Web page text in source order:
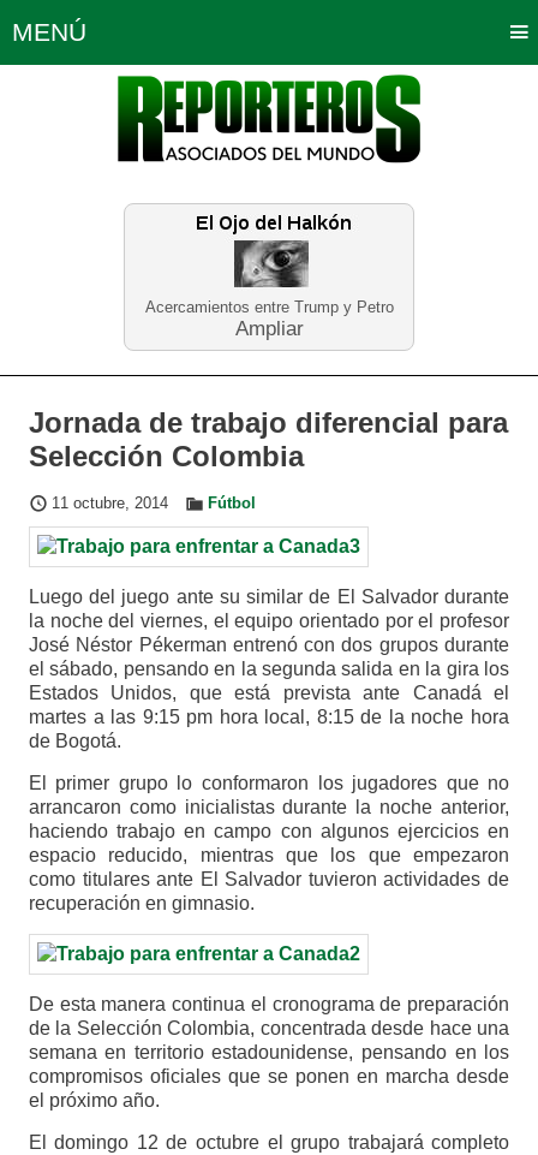
Acercamientos entre Trump y Petro
Ampliar
MENÚ
Política Opinión Bogotá
Planeta Tierra Deportes
Educación Neira
Jornada de trabajo diferencial para
Selección Colombia
11 octubre, 2014 Fútbol
Luego del juego ante su similar de El Salvador durante
la noche del viernes, el equipo orientado por el profesor
José Néstor Pékerman entrenó con dos grupos durante
el sábado, pensando en la segunda salida en la gira los
Estados Unidos, que está prevista ante Canadá el
martes a las 9:15 pm hora local, 8:15 de la noche hora
de Bogotá.
El primer grupo lo conformaron los jugadores que no
arrancaron como inicialistas durante la noche anterior,
haciendo trabajo en campo con algunos ejercicios en
espacio reducido, mientras que los que empezaron
como titulares ante El Salvador tuvieron actividades de
recuperación en gimnasio.
De esta manera continua el cronograma de preparación
de la Selección Colombia, concentrada desde hace una
semana en territorio estadounidense, pensando en los
compromisos oficiales que se ponen en marcha desde
el próximo año.
El domingo 12 de octubre el grupo trabajará completo